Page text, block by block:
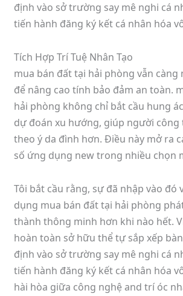
định vào sở trường say mê nghi cá
tiến hành đăng ký kết cá nhân hóa
Tích Hợp Trí Tuệ Nhân Tạo
mua bán đất tại hải phòng vẫn càng
để nâng cao tính bảo đảm an toàn.
hải phòng không chỉ bắt cầu hung
dự đoán xu hướng, giúp người công
theo ý da đình hơn. Điều này mở ra
số ứng dụng new trong nhiều chọn
Tôi bắt cầu rằng, sự đã nhập vào đó
dụng mua bán đất tại hải phòng
thành thông minh hơn khi nào hết.
hoàn toàn sở hữu thể tự sắp xếp
định vào sở trường say mê nghi cá
tiến hành đăng ký kết cá nhân hóa
hài hòa giữa công nghệ and trí óc